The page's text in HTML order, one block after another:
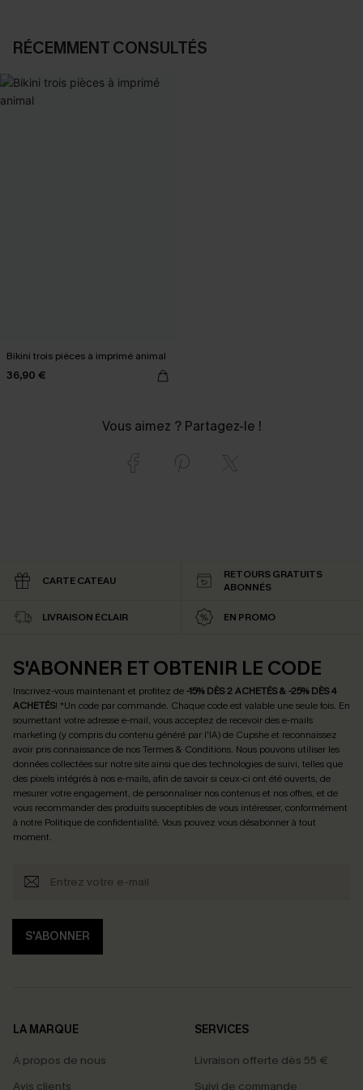
RÉCEMMENT CONSULTÉS
Bikini trois pièces à imprimé animal
36,90 €
Vous aimez ? Partagez-le !
CARTE CATEAU
RETOURS GRATUITS
ABONNÉS
LIVRAISON ÉCLAIR EN PROMO
S'ABONNER ET OBTENIR LE CODE
Inscrivez-vous maintenant et profitez de -15% DÈS 2 ACHETÉS & -25% DÈS 4
ACHETÉS! *Un code par commande. Chaque code est valable une seule fois. En
soumettant votre adresse e-mail, vous acceptez de recevoir des e-mails
marketing (y compris du contenu généré par l'IA) de Cupshe et reconnaissez
avoir pris connaissance de nosTermes & Conditions. Nous pouvons utiliser les
données collectées sur notre site ainsi que des technologies de suivi, telles que
des pixels intégrés à nos e-mails, afin de savoir si ceux-ci ont été ouverts, de
mesurer votre engagement, de personnaliser nos contenus et nos offres, et de
vous recommander des produits susceptibles de vous intéresser, conformément
à notre Politique de confidentialité. Vous pouvez vous désabonner à tout
moment.
S'ABONNER
LA MARQUE
À propos de nous
Avis clients
SERVICES
Livraison offerte dès 55 €
Suivi de commande